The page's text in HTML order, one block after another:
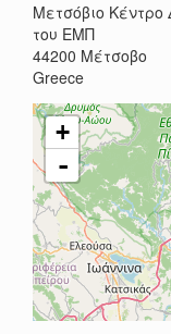
Μετσόβιο
του ΕΜΠ
44200 Μέτσοβο
Greece
+
-